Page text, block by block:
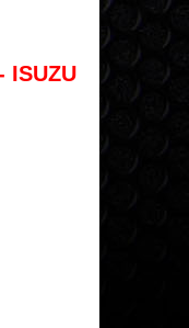
ISUZU